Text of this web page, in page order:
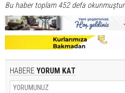
Bu haber toplam 452 defa okunmuştur
HABERE YORUM KAT